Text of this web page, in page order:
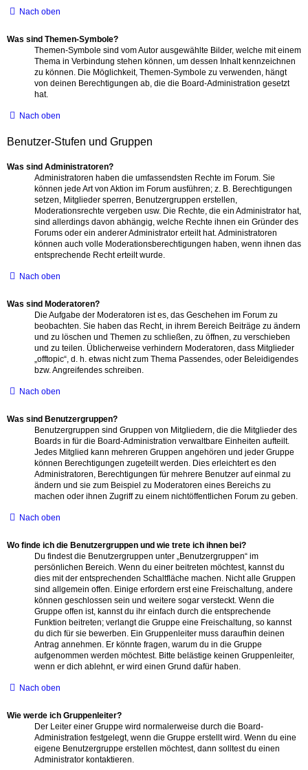
Nach oben
Was sind Themen-Symbole?
Themen-Symbole sind vom Autor ausgewählte Bilder, welche mit einem
Thema in Verbindung stehen können, um dessen Inhalt kennzeichnen
zu können. Die Möglichkeit, Themen-Symbole zu verwenden, hängt
von deinen Berechtigungen ab, die die Board-Administration gesetzt
hat.
Nach oben
Benutzer-Stufen und Gruppen
Was sind Administratoren?
Administratoren haben die umfassendsten Rechte im Forum. Sie
können jede Art von Aktion im Forum ausführen; z. B. Berechtigungen
setzen, Mitglieder sperren, Benutzergruppen erstellen,
Moderationsrechte vergeben usw. Die Rechte, die ein Administrator hat,
sind allerdings davon abhängig, welche Rechte ihnen ein Gründer des
Forums oder ein anderer Administrator erteilt hat. Administratoren
können auch volle Moderationsberechtigungen haben, wenn ihnen das
entsprechende Recht erteilt wurde.
Nach oben
Was sind Moderatoren?
Die Aufgabe der Moderatoren ist es, das Geschehen im Forum zu
beobachten. Sie haben das Recht, in ihrem Bereich Beiträge zu ändern
und zu löschen und Themen zu schließen, zu öffnen, zu verschieben
und zu teilen. Üblicherweise verhindern Moderatoren, dass Mitglieder
„offtopic“, d. h. etwas nicht zum Thema Passendes, oder Beleidigendes
bzw. Angreifendes schreiben.
Nach oben
Was sind Benutzergruppen?
Benutzergruppen sind Gruppen von Mitgliedern, die die Mitglieder des
Boards in für die Board-Administration verwaltbare Einheiten aufteilt.
Jedes Mitglied kann mehreren Gruppen angehören und jeder Gruppe
können Berechtigungen zugeteilt werden. Dies erleichtert es den
Administratoren, Berechtigungen für mehrere Benutzer auf einmal zu
ändern und sie zum Beispiel zu Moderatoren eines Bereichs zu
machen oder ihnen Zugriff zu einem nichtöffentlichen Forum zu geben.
Nach oben
Wo finde ich die Benutzergruppen und wie trete ich ihnen bei?
Du findest die Benutzergruppen unter „Benutzergruppen“ im
persönlichen Bereich. Wenn du einer beitreten möchtest, kannst du
dies mit der entsprechenden Schaltfläche machen. Nicht alle Gruppen
sind allgemein offen. Einige erfordern erst eine Freischaltung, andere
können geschlossen sein und weitere sogar versteckt. Wenn die
Gruppe offen ist, kannst du ihr einfach durch die entsprechende
Funktion beitreten; verlangt die Gruppe eine Freischaltung, so kannst
du dich für sie bewerben. Ein Gruppenleiter muss daraufhin deinen
Antrag annehmen. Er könnte fragen, warum du in die Gruppe
aufgenommen werden möchtest. Bitte belästige keinen Gruppenleiter,
wenn er dich ablehnt, er wird einen Grund dafür haben.
Nach oben
Wie werde ich Gruppenleiter?
Der Leiter einer Gruppe wird normalerweise durch die Board-
Administration festgelegt, wenn die Gruppe erstellt wird. Wenn du eine
eigene Benutzergruppe erstellen möchtest, dann solltest du einen
Administrator kontaktieren.